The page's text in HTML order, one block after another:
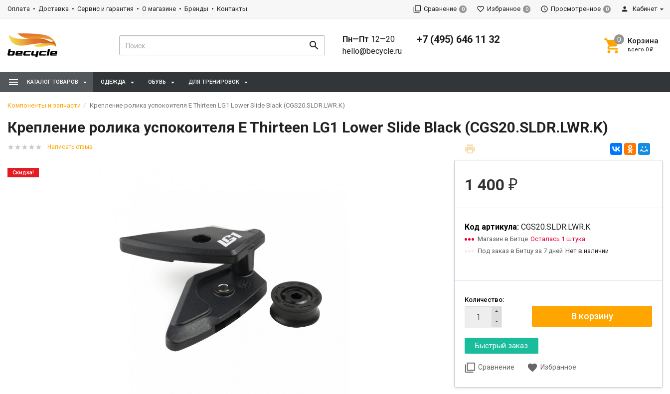
Оплата Доставка Сервис и гарантия О магазине Бренды Контакты Сравнение 0 Избранное 0 Просмотренное 0 Кабинет
Пн—Пт 12—20
hello@becycle.ru
+7 (495) 646 11 32 Корзина
всего 0 ₽
КАТАЛОГ ТОВАРОВ ОДЕЖДА ОБУВЬ ДЛЯ ТРЕНИРОВОК
Компоненты и запчасти Крепление ролика успокоителя E Thirteen LG1 Lower Slide Black (CGS20.SLDR.LWR.K)
Крепление ролика успокоителя E Thirteen LG1 Lower Slide Black (CGS20.SLDR.LWR.K)
Написать отзыв
Скидка!
1 400 ₽
Код артикула: CGS20.SLDR.LWR.K
Магазин в Битце Осталась 1 штука
Под заказ в Битцу за 7 дней Нет в наличии
Количество:
Сравнение Избранное